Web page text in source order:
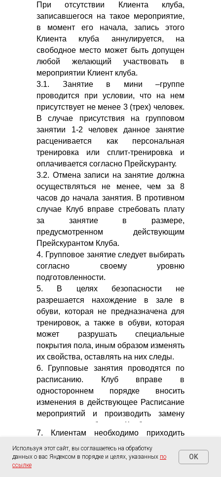
Используя этот сайт, вы соглашаетесь на обработку
данных о вас Яндексом в порядке и целях, указанных по
ссылке
OK
При отсутствии Клиента клуба,
записавшегося на такое мероприятие,
в момент его начала, запись этого
Клиента клуба аннулируется, на
свободное место может быть допущен
любой желающий участвовать в
мероприятии Клиент клуба.
3.1. Занятие в мини –группе
проводится при условии, что на нем
присутствует не менее 3 (трех) человек.
В случае присутствия на групповом
занятии 1-2 человек данное занятие
расценивается как персональная
тренировка или сплит-тренировка и
оплачивается согласно Прейскуранту.
3.2. Отмена записи на занятие должна
осуществляться не менее, чем за 8
часов до начала занятия. В противном
случае Клуб вправе стребовать плату
за занятие в размере,
предусмотренном действующим
Прейскурантом Клуба.
4. Групповое занятие следует выбирать
согласно своему уровню
подготовленности.
5. В целях безопасности не
разрешается нахождение в зале в
обуви, которая не предназначена для
тренировок, а также в обуви, которая
может разрушать специальные
покрытия пола, иным образом изменять
их свойства, оставлять на них следы.
6. Групповые занятия проводятся по
расписанию. Клуб вправе в
одностороннем порядке вносить
изменения в действующее Расписание
мероприятий и производить замену
заявленного работника Клуба.
7. Клиентам необходимо приходить
заблаговременно до начала занятий,
т.к. опоздание более чем на 10 минут
может негативно отразиться на